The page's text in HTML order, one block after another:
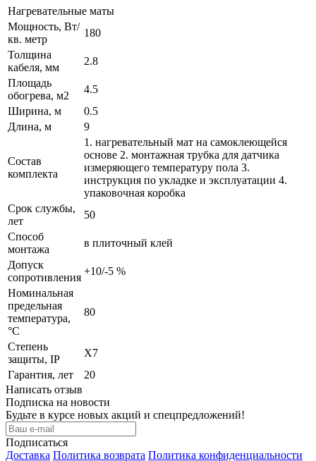
Нагревательные маты
Мощность, Вт/
кв. метр
180
Толщина
кабеля, мм
2.8
Площадь
обогрева, м2
4.5
Ширина, м
0.5
Длина, м
9
Состав
комплекта
1. нагревательный мат на самоклеющейся
основе 2. монтажная трубка для датчика
измеряющего температуру пола 3.
инструкция по укладке и эксплуатации 4.
упаковочная коробка
Срок службы,
лет
50
Способ
монтажа
в плиточный клей
Допуск
сопротивления
+10/-5 %
Номинальная
предельная
температура,
°С
80
Степень
защиты, IP
X7
Гарантия, лет
20
Написать отзыв
Подписка на новости
Будьте в курсе новых акций и спецпредложений!
Подписаться
Доставка Политика возврата Политика конфиденциальности